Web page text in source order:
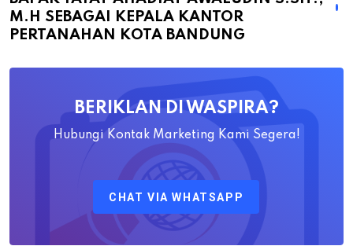
Bapak
Ahadiat
Pertanahan
Kota
M.H SEBAGAI KEPALA KANTOR
PERTANAHAN KOTA BANDUNG
BERIKLAN DI WASPIRA?
Hubungi Kontak Marketing Kami Segera!
CHAT VIA WHATSAPP